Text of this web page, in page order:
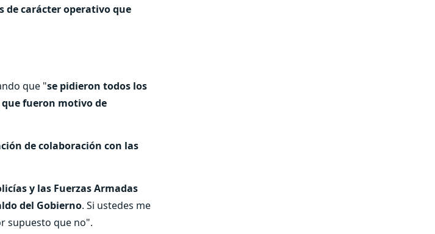
de carácter operativo que
que "se pidieron todos los
fueron motivo de
de colaboración con las
y las Fuerzas Armadas
del Gobierno. Si ustedes me
supuesto que no".